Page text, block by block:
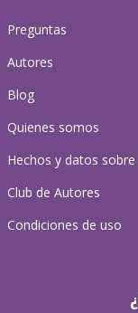
Preguntas
Autores
Blog
Quienes somos
Hechos y datos sobre
Club de Autores
Condiciones de uso